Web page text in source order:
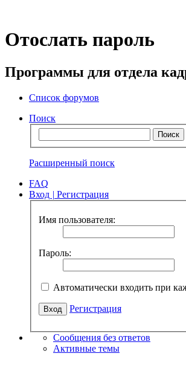
Отослать пароль
Программы для отдела
Список форумов
Поиск
Расширенный поиск
FAQ
Вход | Регистрация
Имя пользователя:
Пароль:
Автоматически входить при
Регистрация
Сообщения без ответов
Активные темы